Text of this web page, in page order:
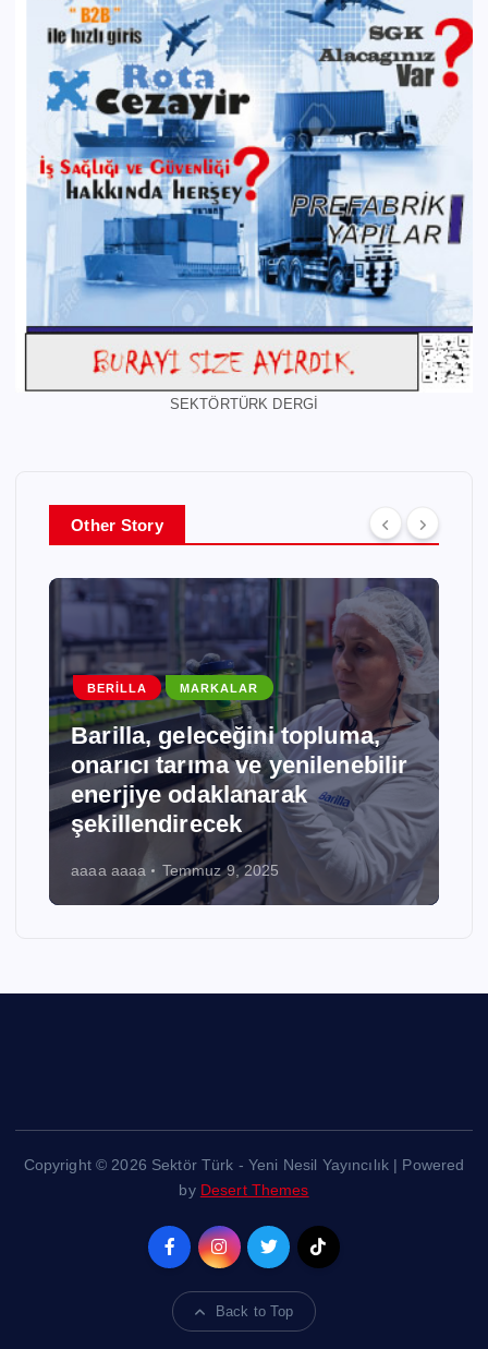
SEKTÖRTÜRK DERGİ
Other Story
BERILLA MARKALAR
Barilla, geleceğini topluma,
onarıcı tarıma ve yenilenebilir
enerjiye odaklanarak
şekillendirecek
aaaa aaaa Temmuz 9, 2025
Copyright © 2026 Sektör Türk - Yeni Nesil Yayıncılık | Powered
by Desert Themes
Back to Top